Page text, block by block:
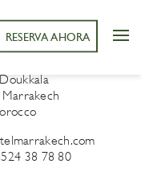
RESERVA AHORA
Marrakech
38 78 80